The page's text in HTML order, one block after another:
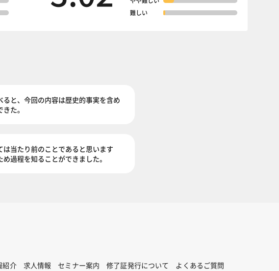
難しい
と、今回の内容は歴史的事実を含め
た。
当たり前のことであると思います
過程を知ることができました。
紹介 求人情報 セミナー案内 修了証発行について
よくあるご質問